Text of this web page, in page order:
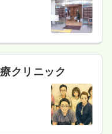
クリニック